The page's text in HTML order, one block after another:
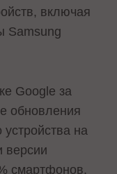
включая
Samsung
Google за
обновления
на
версии
смартфонов.